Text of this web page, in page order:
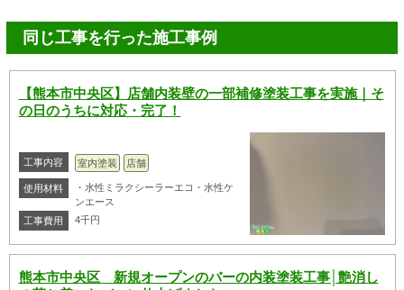
同じ工事を行った施工事例
【熊本市中央区】店舗内装壁の一部補修塗装工事を実施｜そ
の日のうちに対応・完了！
工事内容 室内塗装 店舗
使用材料
・水性ミラクシーラーエコ・水性ケ
ンエース
工事費用
4千円
熊本市中央区 新規オープンのバーの内装塗装工事│艶消し